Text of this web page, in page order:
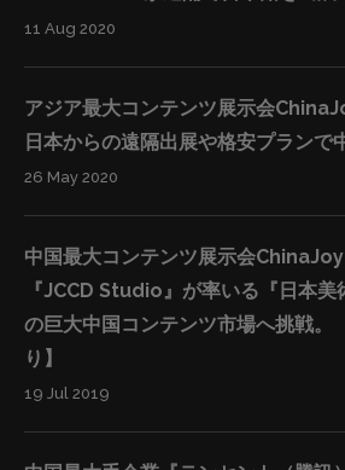
い海外の業者の窓口となり、日本の
担を削減します。そのツールとして
営するAlifishというサービスを利用
ババエコシステムに入っているビッ
のアクティブユーザーの利用情報）
で分析することでピックアップしま
イセンスの使用による商品の売り上
したりします。 結果として、IP所
率よく自らのライセンスを海外に委
きます。顧問である華和結は海外で
11 Aug 2020
アジア最大コンテンツ展示会
日本からの遠隔出展や格安プランで
26 May 2020
中国最大コンテンツ展示会
『JCCD Studio』が率いる『日本美
の巨大中国コンテンツ市場へ挑戦。
り】
19 Jul 2019